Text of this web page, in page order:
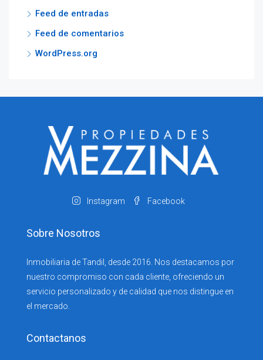
Feed de entradas
Feed de comentarios
WordPress.org
Instagram Facebook
Sobre Nosotros
Inmobiliaria de Tandil, desde 2016. Nos destacamos por
nuestro compromiso con cada cliente, ofreciendo un
servicio personalizado y de calidad que nos distingue en
el mercado.
Contactanos